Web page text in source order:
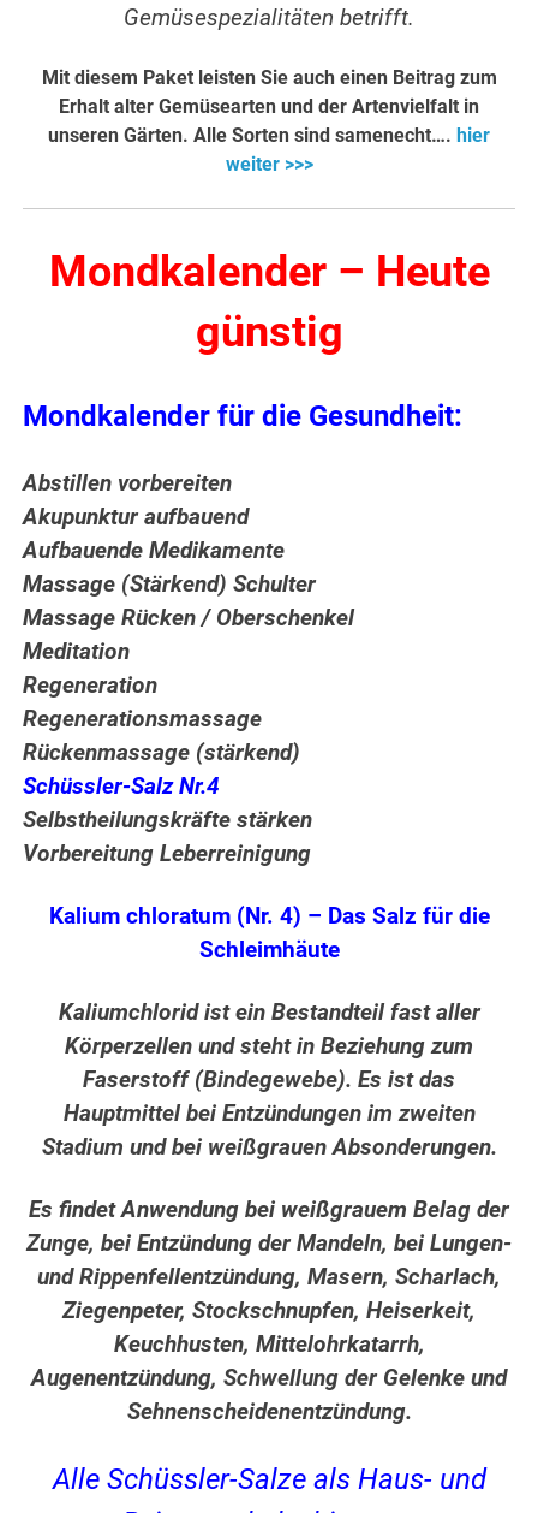
Gemüsespezialitäten betrifft.
Mit diesem Paket leisten Sie auch einen Beitrag zum
Erhalt alter Gemüsearten und der Artenvielfalt in
unseren Gärten. Alle Sorten sind samenecht…. hier
weiter >>>
Mondkalender – Heute
günstig
Mondkalender für die Gesundheit:
Abstillen vorbereiten
Akupunktur aufbauend
Aufbauende Medikamente
Massage (Stärkend) Schulter
Massage Rücken / Oberschenkel
Meditation
Regeneration
Regenerationsmassage
Rückenmassage (stärkend)
Schüssler-Salz Nr.4
Selbstheilungskräfte stärken
Vorbereitung Leberreinigung
Kalium chloratum (Nr. 4) – Das Salz für die
Schleimhäute
Kaliumchlorid ist ein Bestandteil fast aller
Körperzellen und steht in Beziehung zum
Faserstoff (Bindegewebe). Es ist das
Hauptmittel bei Entzündungen im zweiten
Stadium und bei weißgrauen Absonderungen.
Es findet Anwendung bei weißgrauem Belag der
Zunge, bei Entzündung der Mandeln, bei Lungen-
und Rippenfellentzündung, Masern, Scharlach,
Ziegenpeter, Stockschnupfen, Heiserkeit,
Keuchhusten, Mittelohrkatarrh,
Augenentzündung, Schwellung der Gelenke und
Sehnenscheidenentzündung.
Alle Schüssler-Salze als Haus- und